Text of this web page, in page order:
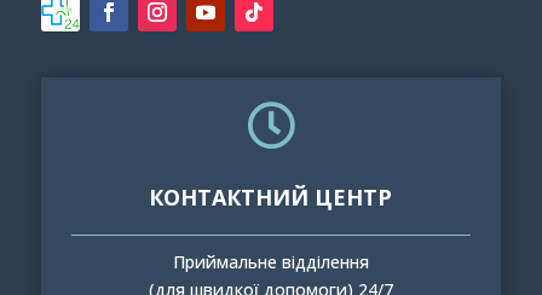

КОНТАКТНИЙ ЦЕНТР
Приймальне відділення
(для швидкої допомоги) 24/7